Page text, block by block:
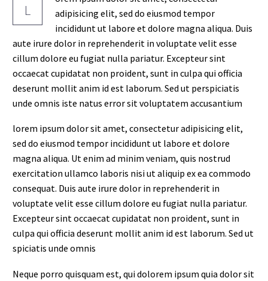
L
adipisicing elit, sed do eiusmod tempor
incididunt ut labore et dolore magna aliqua. Duis
aute irure dolor in reprehenderit in voluptate velit esse
cillum dolore eu fugiat nulla pariatur. Excepteur sint
occaecat cupidatat non proident, sunt in culpa qui officia
deserunt mollit anim id est laborum. Sed ut perspiciatis
unde omnis iste natus error sit voluptatem accusantium
lorem ipsum dolor sit amet, consectetur adipisicing elit,
sed do eiusmod tempor incididunt ut labore et dolore
magna aliqua. Ut enim ad minim veniam, quis nostrud
exercitation ullamco laboris nisi ut aliquip ex ea commodo
consequat. Duis aute irure dolor in reprehenderit in
voluptate velit esse cillum dolore eu fugiat nulla pariatur.
Excepteur sint occaecat cupidatat non proident, sunt in
culpa qui officia deserunt mollit anim id est laborum. Sed ut
spiciatis unde omnis
Neque porro quisquam est, qui dolorem ipsum quia dolor sit